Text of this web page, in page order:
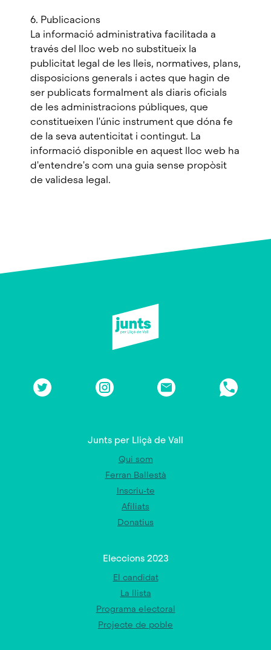
6. Publicacions
La informació administrativa facilitada a
través del lloc web no substitueix la
publicitat legal de les lleis, normatives, plans,
disposicions generals i actes que hagin de
ser publicats formalment als diaris oficials
de les administracions públiques, que
constitueixen l'únic instrument que dóna fe
de la seva autenticitat i contingut. La
informació disponible en aquest lloc web ha
d'entendre's com una guia sense propòsit
de validesa legal.
Junts per Lliçà de Vall
Qui som
Ferran Ballestà
Inscriu-te
Afiliats
Donatius
Eleccions 2023
El candidat
La llista
Programa electoral
Projecte de poble